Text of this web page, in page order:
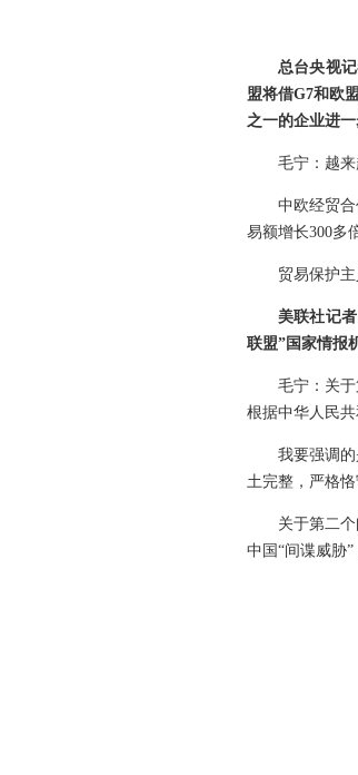
总台央视
盟将借G7和欧
之一的企业进
毛宁：越
中欧经贸
易额增长300多
贸易保护
美联社记
联盟”国家情报
毛宁：关
根据中华人民
我要强调
土完整，严格
关于第二
中国“间谍威胁”